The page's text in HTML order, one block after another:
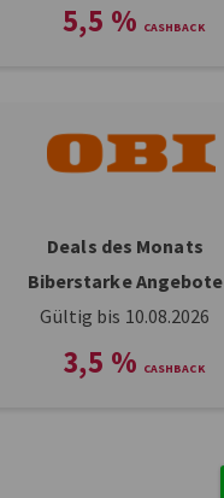
5,5 %
Deals des Monats
Biberstarke Angebote
Gültig bis 10.08.2026
3,5 %